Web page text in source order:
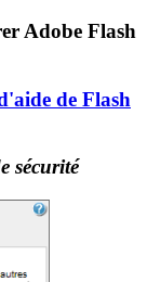
Adobe Flash
de Flash
sécurité